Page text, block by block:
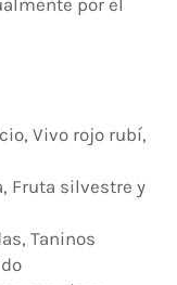
Vivo rojo rubí,
Fruta silvestre y
Taninos